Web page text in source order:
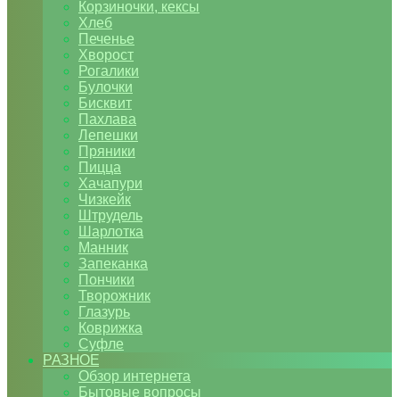
Корзиночки, кексы
Хлеб
Печенье
Хворост
Рогалики
Булочки
Бисквит
Пахлава
Лепешки
Пряники
Пицца
Хачапури
Чизкейк
Штрудель
Шарлотка
Манник
Запеканка
Пончики
Творожник
Глазурь
Коврижка
Суфле
РАЗНОЕ
Обзор интернета
Бытовые вопросы